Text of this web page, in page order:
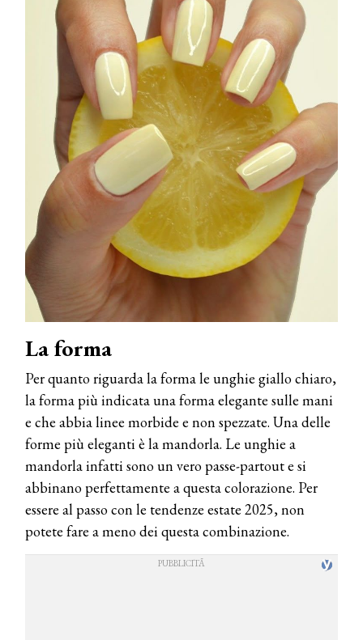
La forma
Per quanto riguarda la forma le unghie giallo chiaro,
la forma più indicata una forma elegante sulle mani
e che abbia linee morbide e non spezzate. Una delle
forme più eleganti è la mandorla. Le unghie a
mandorla infatti sono un vero passe-partout e si
abbinano perfettamente a questa colorazione. Per
essere al passo con le tendenze estate 2025, non
potete fare a meno dei questa combinazione.